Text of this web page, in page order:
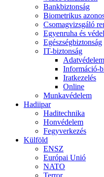
Bankbiztonság
Biometrikus
Csomagvizsgáló
Egyenruha és
Egészségbiztonság
IT-biztonság
Adatvédelem
Információ-
Iratkezelés
Online
Munkavédelem
Hadiipar
Haditechnika
Honvédelem
Fegyverkezés
Külföld
ENSZ
Európai Unió
NATO
Terror